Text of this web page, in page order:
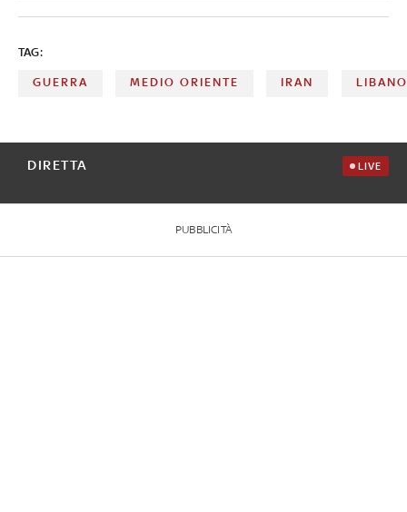
TAG:
GUERRA MEDIO ORIENTE IRAN LIBANO
DIRETTA LIVE
PUBBLICITÀ